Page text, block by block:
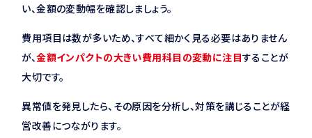
い、金額の変動幅を確認しましょう。
費用項目は数が多いため、すべて細かく見る必要はありません
が、金額インパクトの大きい費用科目の変動に注目することが
大切です。
異常値を発見したら、その原因を分析し、対策を講じることが経
営改善につながります。